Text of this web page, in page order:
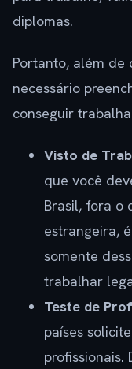
diplomas.
Portanto, além de
necessário
conseguir
Visto de
que você
Brasil, fora o
estrangeira,
somente
trabalhar
Teste de
países
profissionais.